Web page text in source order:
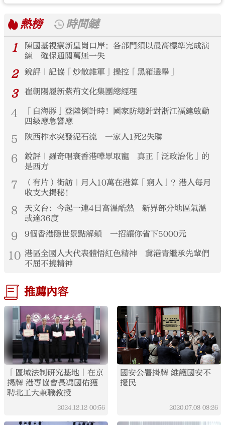
熱榜
時間鏈
1
陳國基視察新皇崗口岸：各部門須以最高標準完成演
練 確保通關萬無一失
2 銳評｜記協「炒散雜軍」操控「黑箱選舉」
3 崔朝陽履新紫荊文化集團總經理
4
「白海豚」登陸倒計時！國家防總針對浙江福建啟動
四級應急響應
5 陝西柞水突發泥石流 一家人1死2失聯
6
銳評｜羅奇唱衰香港嘩眾取寵 真正「泛政治化」的
是西方
7
（有片）街訪｜月入10萬在港算「窮人」？港人每月
收支大揭秘！
8
天文台：今起一連4日高溫酷熱 新界部分地區氣溫
或達36度
9 9個香港隱世景點解鎖 一招讓你省下5000元
10 港區全國人大代表體悟紅色精神 冀港青繼承先輩們
不屈不撓精神
推薦內容
「區域法制研究基地」在京
揭牌 港專協會長馮國佑獲
聘北工大兼職教授
2024.12.12 00:56
國安公署掛牌 維護國安不
擾民
2020.07.08 08:26